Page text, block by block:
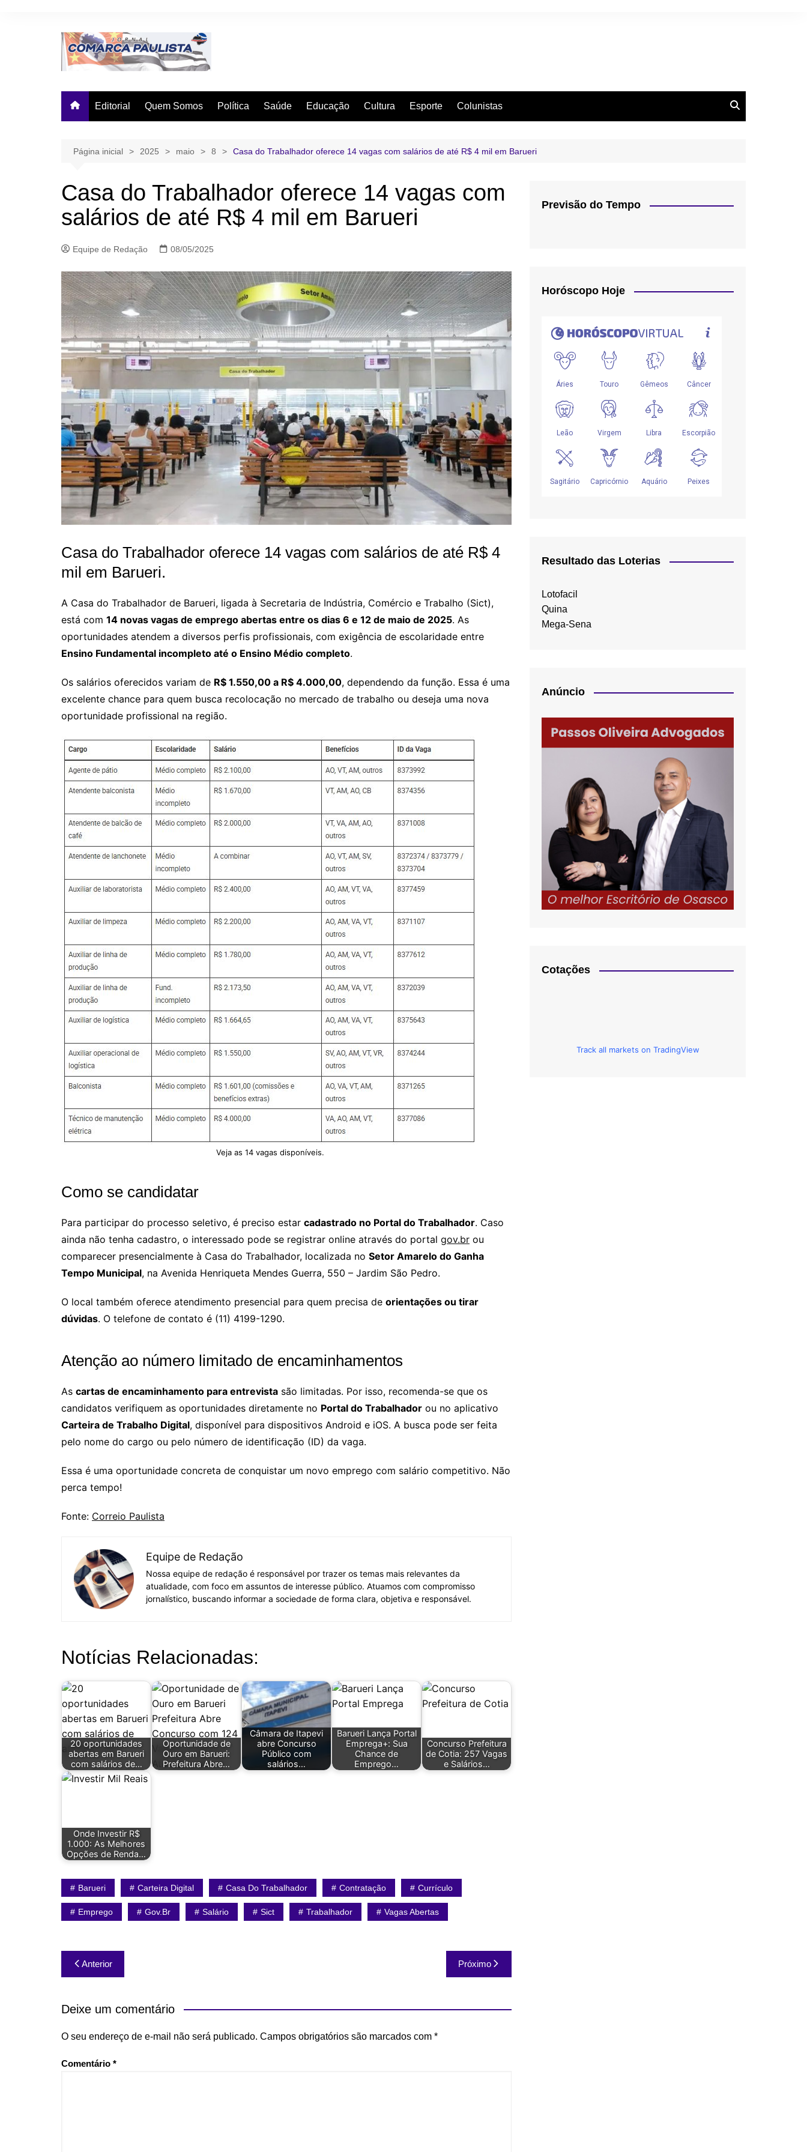
Editorial Quem Somos Política Saúde Educação Cultura Esporte Colunistas
Página inicial 2025 maio 8 Casa do Trabalhador oferece 14 vagas com salários de até R$ 4 mil em Barueri
Casa do Trabalhador oferece 14 vagas com
salários de até R$ 4 mil em Barueri
Equipe de Redação 08/05/2025
Casa do Trabalhador oferece 14 vagas com salários de até R$ 4
mil em Barueri.
A Casa do Trabalhador de Barueri, ligada à Secretaria de Indústria, Comércio e Trabalho (Sict),
está com 14 novas vagas de emprego abertas entre os dias 6 e 12 de maio de 2025. As
oportunidades atendem a diversos perfis profissionais, com exigência de escolaridade entre
Ensino Fundamental incompleto até o Ensino Médio completo.
Os salários oferecidos variam de R$ 1.550,00 a R$ 4.000,00, dependendo da função. Essa é uma
excelente chance para quem busca recolocação no mercado de trabalho ou deseja uma nova
oportunidade profissional na região.
Veja as 14 vagas disponíveis.
Como se candidatar
Para participar do processo seletivo, é preciso estar cadastrado no Portal do Trabalhador. Caso
ainda não tenha cadastro, o interessado pode se registrar online através do portal gov.br ou
comparecer presencialmente à Casa do Trabalhador, localizada no Setor Amarelo do Ganha
Tempo Municipal, na Avenida Henriqueta Mendes Guerra, 550 – Jardim São Pedro.
O local também oferece atendimento presencial para quem precisa de orientações ou tirar
dúvidas. O telefone de contato é (11) 4199-1290.
Atenção ao número limitado de encaminhamentos
As cartas de encaminhamento para entrevista são limitadas. Por isso, recomenda-se que os
candidatos verifiquem as oportunidades diretamente no Portal do Trabalhador ou no aplicativo
Carteira de Trabalho Digital, disponível para dispositivos Android e iOS. A busca pode ser feita
pelo nome do cargo ou pelo número de identificação (ID) da vaga.
Essa é uma oportunidade concreta de conquistar um novo emprego com salário competitivo. Não
perca tempo!
Fonte: Correio Paulista
Equipe de Redação
Nossa equipe de redação é responsável por trazer os temas mais relevantes da
atualidade, com foco em assuntos de interesse público. Atuamos com compromisso
jornalístico, buscando informar a sociedade de forma clara, objetiva e responsável.
Notícias Relacionadas:
20 oportunidades
abertas em Barueri
com salários de…
Oportunidade de
Ouro em Barueri:
Prefeitura Abre…
Câmara de Itapevi
abre Concurso
Público com
salários…
Barueri Lança Portal
Emprega+: Sua
Chance de
Emprego…
Concurso Prefeitura
de Cotia: 257 Vagas
e Salários…
Onde Investir R$
1.000: As Melhores
Opções de Renda…
Barueri Carteira Digital Casa Do Trabalhador Contratação Currículo
Emprego Gov.br Salário Sict Trabalhador Vagas Abertas
Navegação
de
Post
Anterior Próximo
Deixe um comentário
O seu endereço de e-mail não será publicado. Campos obrigatórios são marcados com *
Comentário *
Previsão do Tempo
Horóscopo Hoje
Resultado das Loterias
Lotofacil
Quina
Mega-Sena
Anúncio
Cotações
Track all markets on TradingView